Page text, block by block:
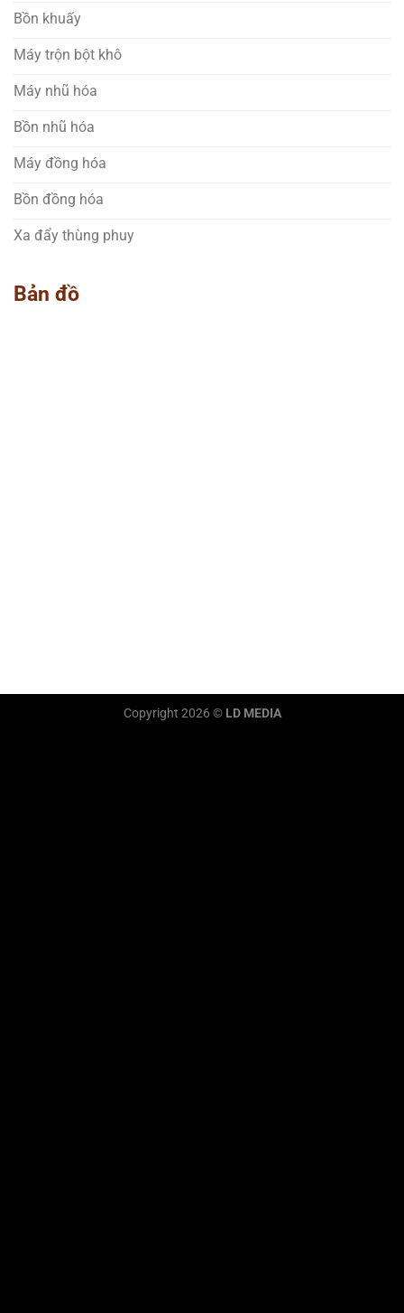
Bồn khuấy
Máy trộn bột khô
Máy nhũ hóa
Bồn nhũ hóa
Máy đồng hóa
Bồn đồng hóa
Xa đẩy thùng phuy
Bản đồ
Copyright 2026 © LD MEDIA